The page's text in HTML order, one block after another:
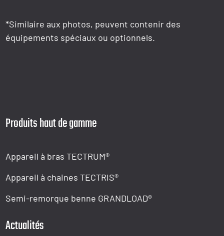
*Similaire aux photos, peuvent contenir des
équipements spéciaux ou optionnels.
Produits haut de gamme
Appareil à bras TECTRUM®
Appareil à chaines TECTRIS®
Semi-remorque benne GRANDLOAD®
Actualités